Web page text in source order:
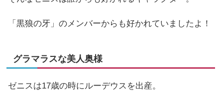
「黒狼の牙」のメンバーからも好かれていましたよ！
グラマラスな美人奥様
ゼニスは17歳の時にルーデウスを出産。